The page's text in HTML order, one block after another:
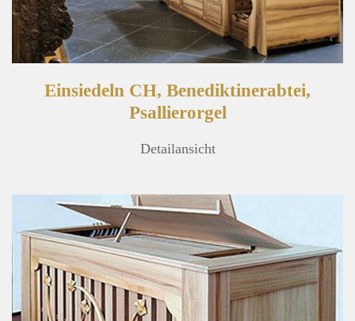
Einsiedeln CH, Benediktinerabtei,
Psallierorgel
Detailansicht